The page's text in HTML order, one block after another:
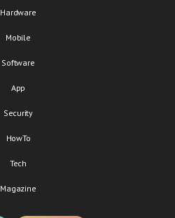
Hardware
Mobile
Software
App
Security
HowTo
Tech
Magazine